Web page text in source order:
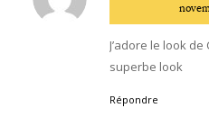
J’adore le look
superbe look
Répondre